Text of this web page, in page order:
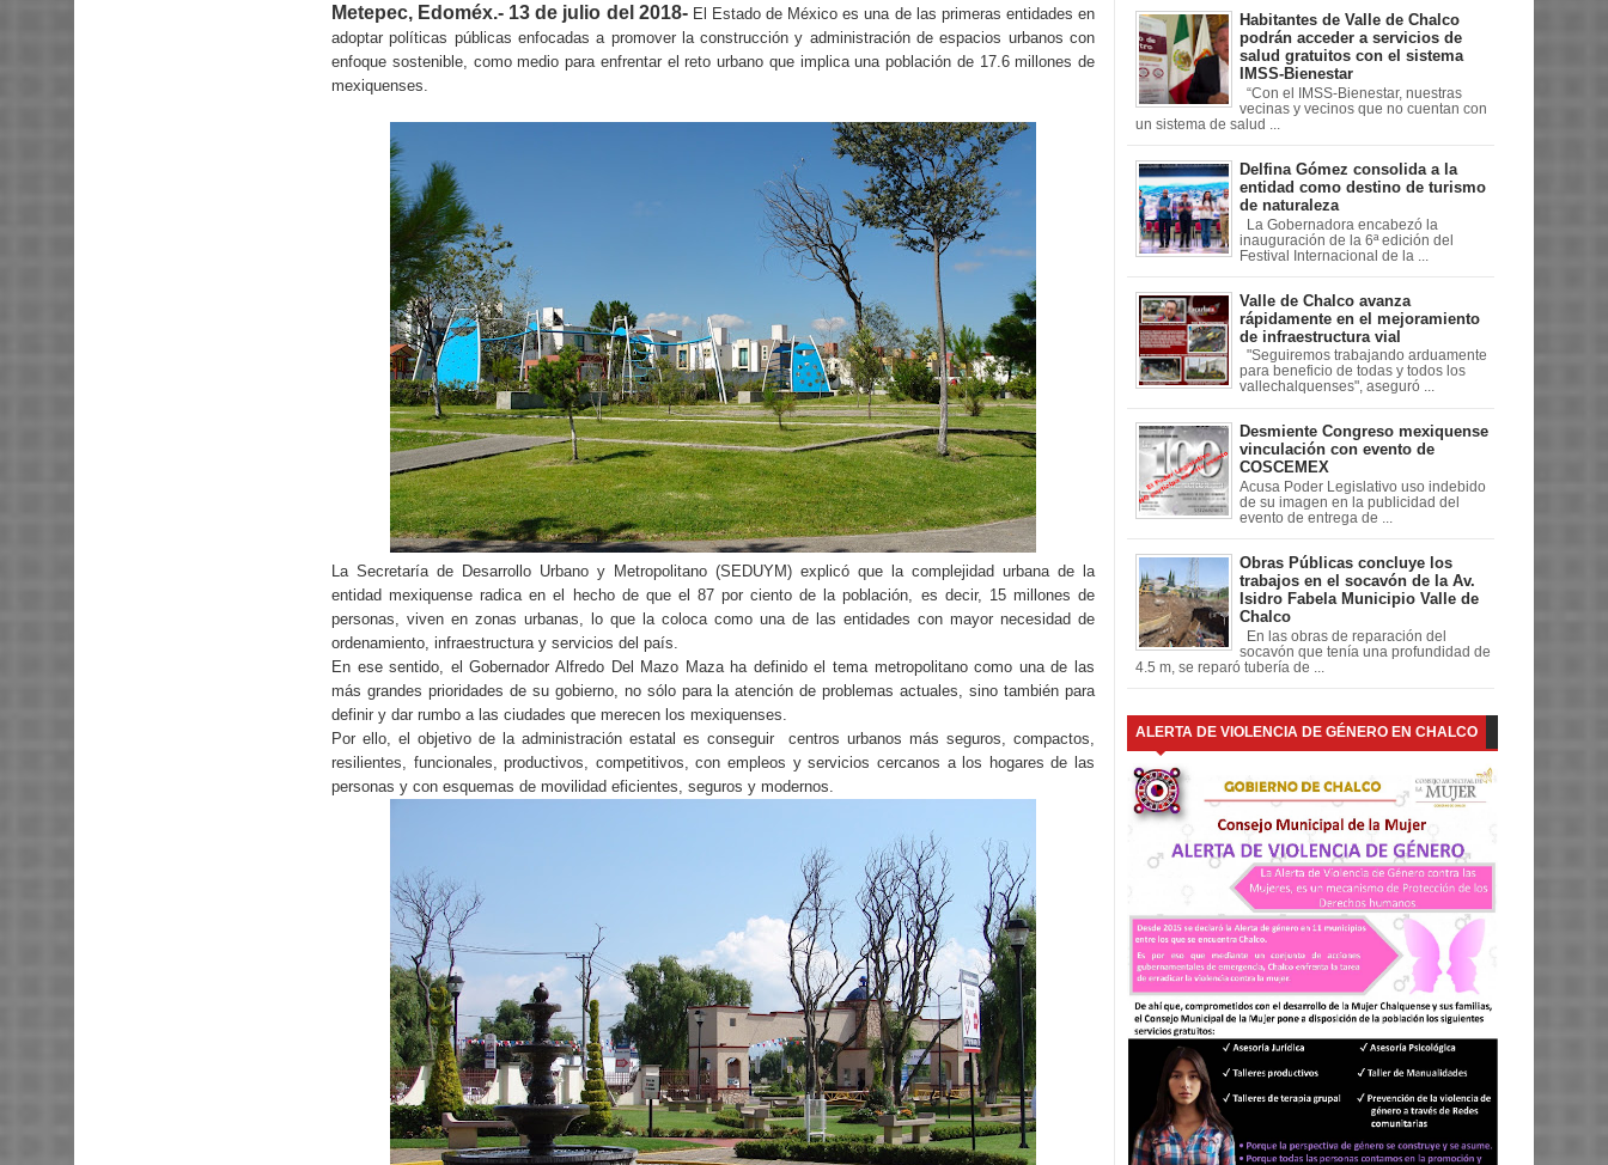
Metepec, Edoméx.- 13 de julio del 2018- El Estado de México es una de las primeras entidades en
adoptar políticas públicas enfocadas a promover la construcción y administración de espacios urbanos con
enfoque sostenible, como medio para enfrentar el reto urbano que implica una población de 17.6 millones de
mexiquenses.
La Secretaría de Desarrollo Urbano y Metropolitano (SEDUYM) explicó que la complejidad urbana de la
entidad mexiquense radica en el hecho de que el 87 por ciento de la población, es decir, 15 millones de
personas, viven en zonas urbanas, lo que la coloca como una de las entidades con mayor necesidad de
ordenamiento, infraestructura y servicios del país.
En ese sentido, el Gobernador Alfredo Del Mazo Maza ha definido el tema metropolitano como una de las
más grandes prioridades de su gobierno, no sólo para la atención de problemas actuales, sino también para
definir y dar rumbo a las ciudades que merecen los mexiquenses.
Por ello, el objetivo de la administración estatal es conseguir
centros urbanos más seguros, compactos,
resilientes, funcionales, productivos, competitivos, con empleos y servicios cercanos a los hogares de las
personas y con esquemas de movilidad eficientes, seguros y modernos.
Habitantes de Valle de Chalco
podrán acceder a servicios de
salud gratuitos con el sistema
IMSS-Bienestar
“Con el IMSS-Bienestar, nuestras
vecinas y vecinos que no cuentan con
un sistema de salud ...
Delfina Gómez consolida a la
entidad como destino de turismo
de naturaleza
La Gobernadora encabezó la
inauguración de la 6ª edición del
Festival Internacional de la ...
Valle de Chalco avanza
rápidamente en el mejoramiento
de infraestructura vial
"Seguiremos trabajando arduamente
para beneficio de todas y todos los
vallechalquenses", aseguró ...
Desmiente Congreso mexiquense
vinculación con evento de
COSCEMEX
Acusa Poder Legislativo uso indebido
de su imagen en la publicidad del
evento de entrega de ...
Obras Públicas concluye los
trabajos en el socavón de la Av.
Isidro Fabela Municipio Valle de
Chalco
En las obras de reparación del
socavón que tenía una profundidad de
4.5 m, se reparó tubería de ...
ALERTA DE VIOLENCIA DE GÉNERO EN CHALCO